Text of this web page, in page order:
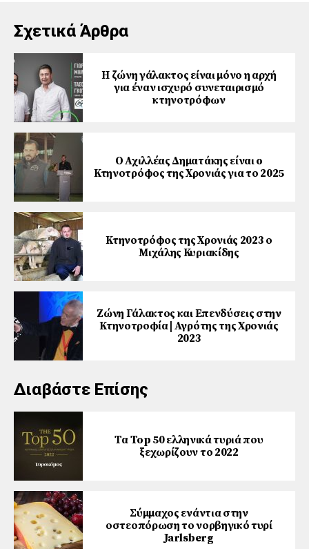
Σχετικά Άρθρα
Η ζώνη γάλακτος είναι μόνο η αρχή
για έναν ισχυρό συνεταιρισμό
κτηνοτρόφων
O Αχιλλέας Δηματάκης είναι o
Κτηνοτρόφος της Χρονιάς για το 2025
Κτηνοτρόφος της Χρονιάς 2023 ο
Μιχάλης Κυριακίδης
Ζώνη Γάλακτος και Επενδύσεις στην
Κτηνοτροφία | Αγρότης της Χρονιάς
2023
Διαβάστε Επίσης
Τα Top 50 ελληνικά τυριά που
ξεχωρίζουν το 2022
Σύμμαχος ενάντια στην
οστεοπόρωση το νορβηγικό τυρί
Jarlsberg